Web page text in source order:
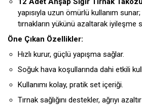
yapısıyla uzun ömürlü kullanım
tırnakların yükünü azaltarak iyileşme
Öne Çıkan Özellikler:
Hızlı kurur, güçlü yapışma sağlar.
Soğuk hava koşullarında dahi etkili
Kullanımı kolay, pratik set içeriği.
Tırnak sağlığını destekler, ağrıyı